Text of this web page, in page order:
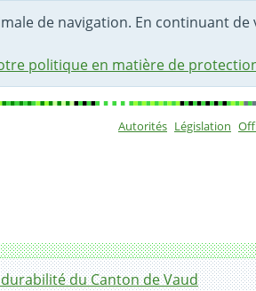
de navigation. En continuant
politique en matière de
Autorités Législation
du Canton de Vaud